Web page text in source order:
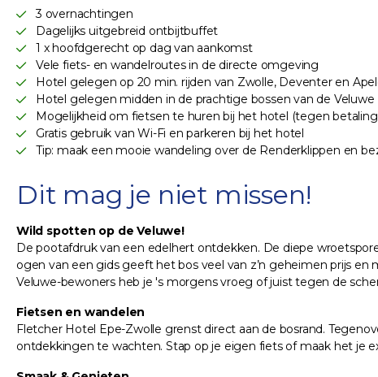
3 overnachtingen
Dagelijks uitgebreid ontbijtbuffet
1 x hoofdgerecht op dag van aankomst
Vele fiets- en wandelroutes in de directe omgeving
Hotel gelegen op 20 min. rijden van Zwolle, Deventer en
Hotel gelegen midden in de prachtige bossen van de Veluwe
Mogelijkheid om fietsen te huren bij het hotel (tegen
Gratis gebruik van Wi-Fi en parkeren bij het hotel
Tip: maak een mooie wandeling over de Renderklippen en
Dit mag je niet missen!
Wild spotten op de Veluwe!
De pootafdruk van een edelhert ontdekken. De diepe
ogen van een gids geeft het bos veel van z’n geheimen prijs
Veluwe-bewoners heb je 's morgens vroeg of juist tegen de
Fietsen en wandelen
Fletcher Hotel Epe-Zwolle grenst direct aan de bosrand.
ontdekkingen te wachten. Stap op je eigen fiets of maak het je